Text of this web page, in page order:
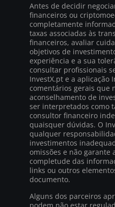
Antes de decidir
financeiros ou
completamente
taxas associadas às
financeiros, avaliar
objetivos de
experiência e a sua
consultar profissionais
InvestX.pt e a aplicação
comentários gerais que
aconselhamento de
ser interpretados como
consultor financeiro
quaisquer dúvidas. O
qualquer
investimentos
omissões e não garante
completude das
links ou outros
documento.
Alguns dos parceiros